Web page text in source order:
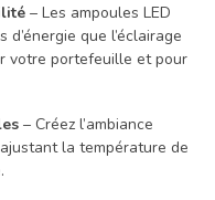
– Les ampoules LED
que l’éclairage
votre portefeuille et pour
– Créez l’ambiance
la température de